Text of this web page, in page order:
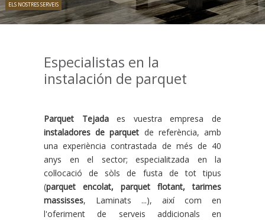
ELS NOSTRES SERVEIS
Especialistas en la
instalación de parquet
Parquet Tejadaes vuestra empresa de
instaladores de parquet de referència, amb
una experiència contrastada de més de 40
anys en el sector; especialitzada en la
col·locació de sòls de fusta de tot tipus
(parquet encolat, parquet flotant, tarimes
massisses, Laminats ...), així com en
l'oferiment de serveis addicionals en